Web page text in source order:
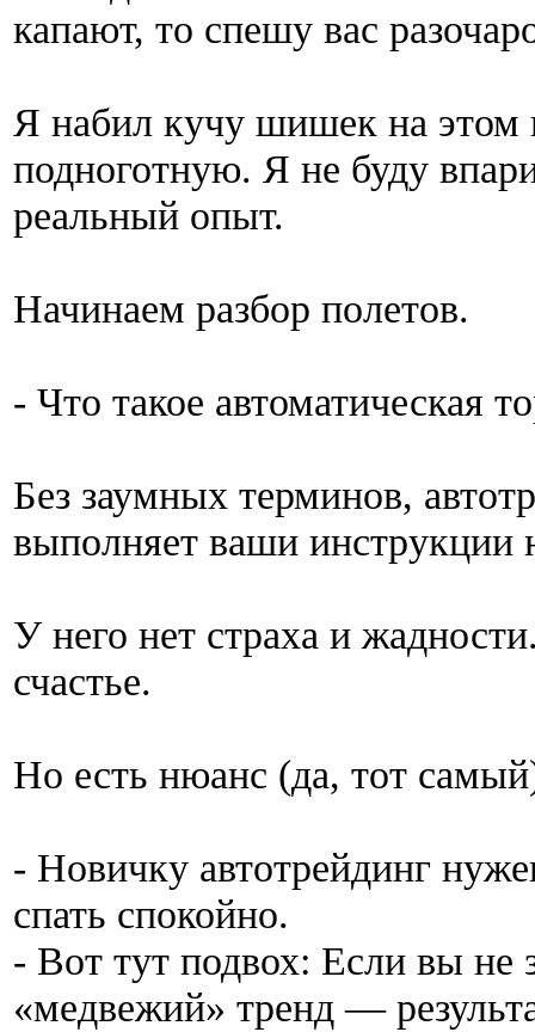
капают, то спешу вас
Я набил кучу шишек на этом
подноготную. Я не буду
реальный опыт.
Начинаем разбор полетов.
- Что такое автоматическая
Без заумных терминов,
выполняет ваши инструкции
У него нет страха и
счастье.
Но есть нюанс (да, тот
- Новичку автотрейдинг
спать спокойно.
- Вот тут подвох: Если вы не
«медвежий» тренд —